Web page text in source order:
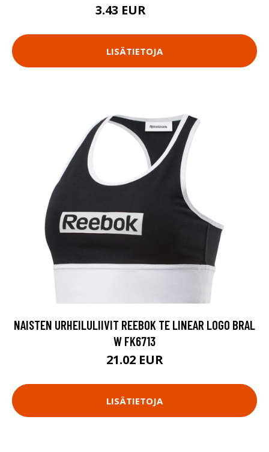
3.43 EUR
LISÄTIETOJA
NAISTEN URHEILULIIVIT REEBOK TE LINEAR LOGO BRAL
W FK6713
21.02 EUR
LISÄTIETOJA